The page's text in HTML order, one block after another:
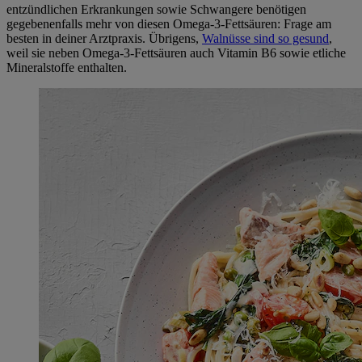
entzündlichen Erkrankungen sowie Schwangere benötigen
gegebenenfalls mehr von diesen Omega-3-Fettsäuren: Frage am
besten in deiner Arztpraxis. Übrigens, Walnüsse sind so gesund,
weil sie neben Omega-3-Fettsäuren auch Vitamin B6 sowie etliche
Mineralstoffe enthalten.